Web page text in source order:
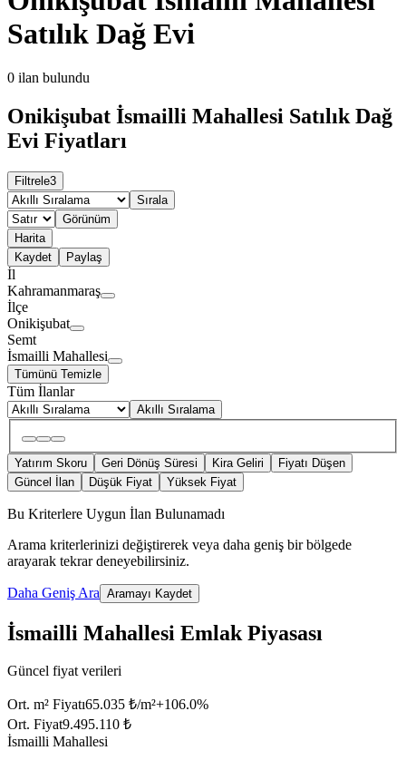
Satılık Dağ Evi
0 ilan bulundu
Onikişubat İsmailli Mahallesi Satılık Dağ
Evi Fiyatları
Filtrele3
Sırala
Görünüm
Harita
Kaydet
Paylaş
İl
Kahramanmaraş
İlçe
Onikişubat
Semt
İsmailli Mahallesi
Tümünü Temizle
Tüm İlanlar
Akıllı Sıralama
Yatırım Skoru Geri Dönüş Süresi Kira Geliri
Fiyatı Düşen
Güncel İlan
Düşük Fiyat Yüksek Fiyat
Bu Kriterlere Uygun İlan Bulunamadı
Arama kriterlerinizi değiştirerek veya daha geniş bir bölgede
arayarak tekrar deneyebilirsiniz.
Daha Geniş Ara Aramayı Kaydet
İsmailli Mahallesi Emlak Piyasası
Güncel fiyat verileri
Ort. m² Fiyatı65.035 ₺/m²+106.0%
Ort. Fiyat9.495.110 ₺
İsmailli Mahallesi